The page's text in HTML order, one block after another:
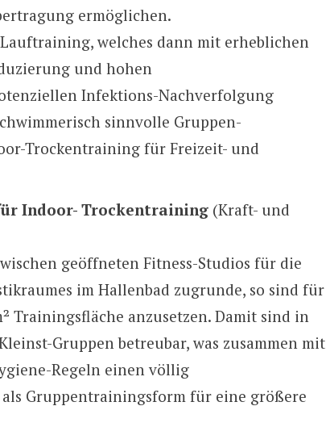
ermöglichen.
welches dann mit erheblichen
und hohen
Infektions-Nachverfolgung
sinnvolle Gruppen-
Trockentraining für Freizeit- und
Indoor- Trockentraining(Kraft- und
geöffneten Fitness-Studios für die
im Hallenbad zugrunde, so sind für
Trainingsfläche anzusetzen. Damit sind in
Gruppen betreubar, was zusammen mit
Regeln einen völlig
Gruppentrainingsform für eine größere